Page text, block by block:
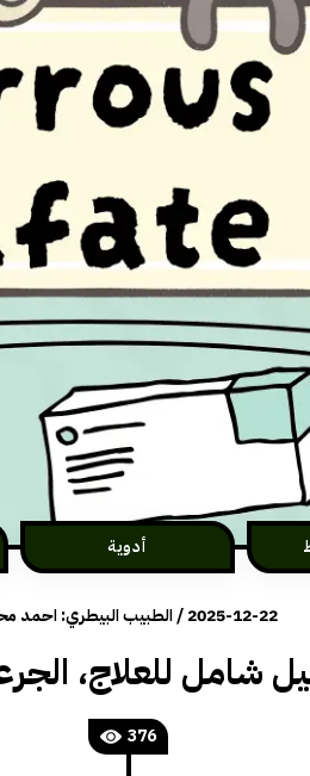
أدوية
2025-12-22
/الطبيب البيطري: احمد
شامل للعلاج،
376